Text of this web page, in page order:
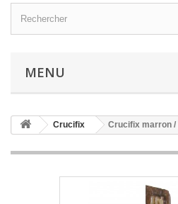
MENU
Crucifix Crucifix marron